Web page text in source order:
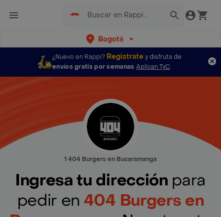
Bogotá
¿Nuevo en Rappi? Regístratey disfruta de
envíos gratis por semanas Aplican TyC
1 404 Burgers en Bucaramanga
Ingresa tu dirección para
pedir en 404 Burgers en